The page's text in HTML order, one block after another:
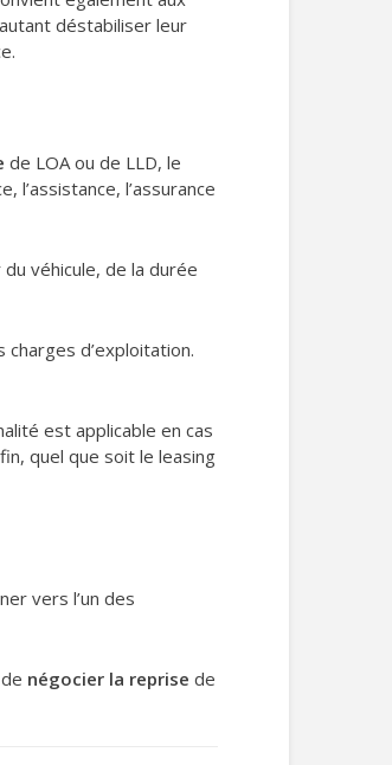
déstabiliser leur
de LOA ou de LLD, le
l’assurance
véhicule, de la durée
charges d’exploitation.
est applicable en cas
quel que soit le leasing
vers l’un des
négocier la reprise de